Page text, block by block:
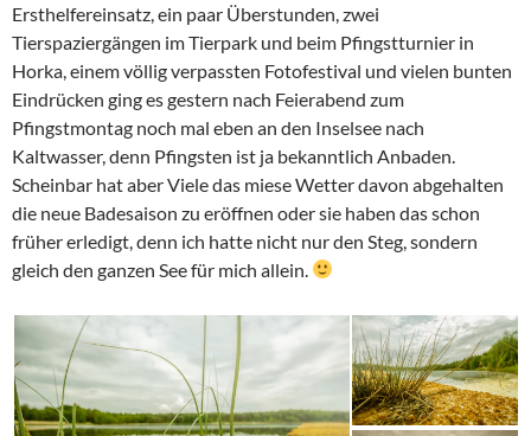
Ersthelfereinsatz, ein paar Überstunden, zwei
Tierspaziergängen im Tierpark und beim Pfingstturnier in
Horka, einem völlig verpassten Fotofestival und vielen bunten
Eindrücken ging es gestern nach Feierabend zum
Pfingstmontag noch mal eben an den Inselsee nach
Kaltwasser, denn Pfingsten ist ja bekanntlich Anbaden.
Scheinbar hat aber Viele das miese Wetter davon abgehalten
die neue Badesaison zu eröffnen oder sie haben das schon
früher erledigt, denn ich hatte nicht nur den Steg, sondern
gleich den ganzen See für mich allein.